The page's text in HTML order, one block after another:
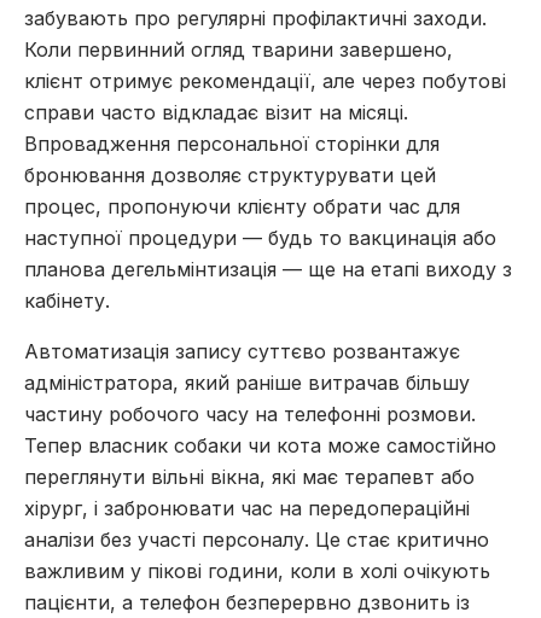
забувають про регулярні профілактичні заходи.
Коли первинний огляд тварини завершено,
клієнт отримує рекомендації, але через побутові
справи часто відкладає візит на місяці.
Впровадження персональної сторінки для
бронювання дозволяє структурувати цей
процес, пропонуючи клієнту обрати час для
наступної процедури — будь то вакцинація або
планова дегельмінтизація — ще на етапі виходу з
кабінету.
Автоматизація запису суттєво розвантажує
адміністратора, який раніше витрачав більшу
частину робочого часу на телефонні розмови.
Тепер власник собаки чи кота може самостійно
переглянути вільні вікна, які має терапевт або
хірург, і забронювати час на передопераційні
аналізи без участі персоналу. Це стає критично
важливим у пікові години, коли в холі очікують
пацієнти, а телефон безперервно дзвонить із